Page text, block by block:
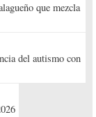
que mezcla
del autismo con